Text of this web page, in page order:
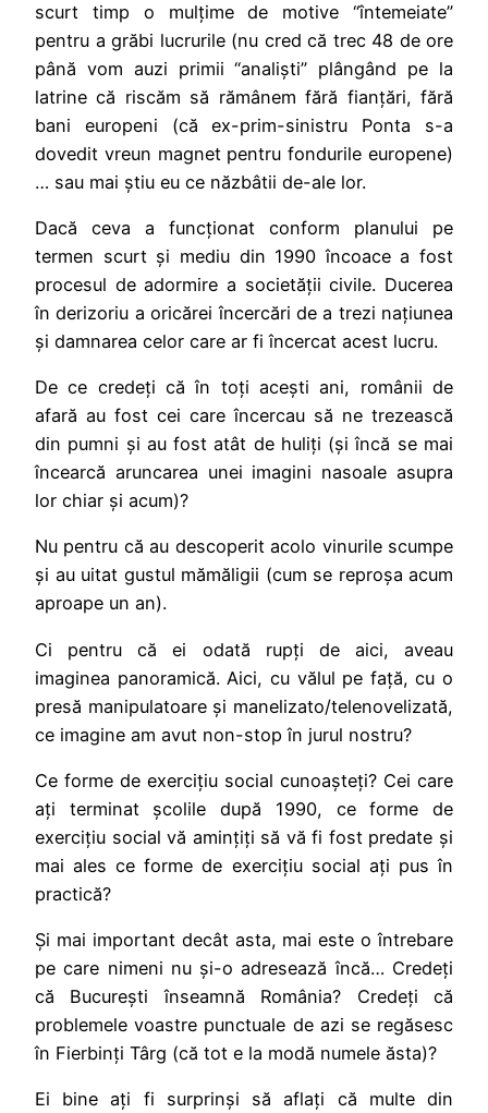
scurt timp o mulțime de motive “întemeiate”
pentru a grăbi lucrurile (nu cred că trec 48 de ore
până vom auzi primii “analiști” plângând pe la
latrine că riscăm să rămânem fără fianțări, fără
bani europeni (că ex-prim-sinistru Ponta s-a
dovedit vreun magnet pentru fondurile europene)
… sau mai știu eu ce năzbâtii de-ale lor.
Dacă ceva a funcționat conform planului pe
termen scurt și mediu din 1990 încoace a fost
procesul de adormire a societății civile. Ducerea
în derizoriu a oricărei încercări de a trezi națiunea
și damnarea celor care ar fi încercat acest lucru.
De ce credeți că în toți acești ani, românii de
afară au fost cei care încercau să ne trezească
din pumni și au fost atât de huliți (și încă se mai
încearcă aruncarea unei imagini nasoale asupra
lor chiar și acum)?
Nu pentru că au descoperit acolo vinurile scumpe
și au uitat gustul mămăligii (cum se reproșa acum
aproape un an).
Ci pentru că ei odată rupți de aici, aveau
imaginea panoramică. Aici, cu vălul pe față, cu o
presă manipulatoare și manelizato/telenovelizată,
ce imagine am avut non-stop în jurul nostru?
Ce forme de exercițiu social cunoașteți? Cei care
ați terminat școlile după 1990, ce forme de
exercițiu social vă amințiți să vă fi fost predate și
mai ales ce forme de exercițiu social ați pus în
practică?
Și mai important decât asta, mai este o întrebare
pe care nimeni nu și-o adresează încă… Credeți
că București înseamnă România? Credeți că
problemele voastre punctuale de azi se regăsesc
în Fierbinți Târg (că tot e la modă numele ăsta)?
Ei bine ați fi surprinși să aflați că multe din